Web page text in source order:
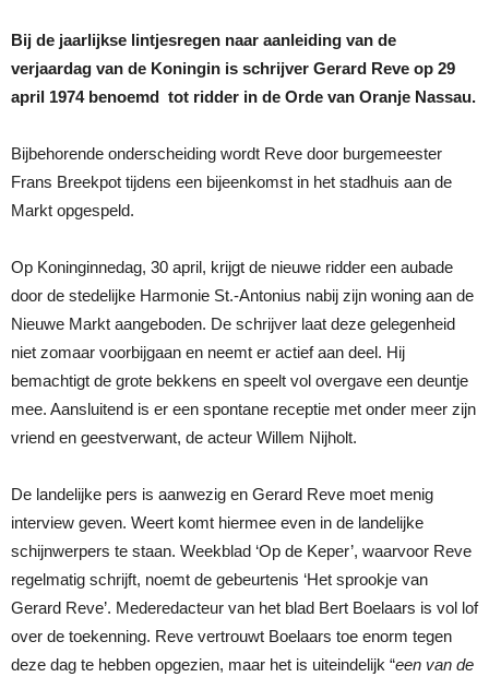
Bij de jaarlijkse lintjesregen naar aanleiding van de
verjaardag van de Koningin is schrijver Gerard Reve op 29
april 1974 benoemd tot ridder in de Orde van Oranje Nassau.
Bijbehorende onderscheiding wordt Reve door burgemeester
Frans Breekpot tijdens een bijeenkomst in het stadhuis aan de
Markt opgespeld.
Op Koninginnedag, 30 april, krijgt de nieuwe ridder een aubade
door de stedelijke Harmonie St.-Antonius nabij zijn woning aan de
Nieuwe Markt aangeboden. De schrijver laat deze gelegenheid
niet zomaar voorbijgaan en neemt er actief aan deel. Hij
bemachtigt de grote bekkens en speelt vol overgave een deuntje
mee. Aansluitend is er een spontane receptie met onder meer zijn
vriend en geestverwant, de acteur Willem Nijholt.
De landelijke pers is aanwezig en Gerard Reve moet menig
interview geven. Weert komt hiermee even in de landelijke
schijnwerpers te staan. Weekblad ‘Op de Keper’, waarvoor Reve
regelmatig schrijft, noemt de gebeurtenis ‘Het sprookje van
Gerard Reve’. Mederedacteur van het blad Bert Boelaars is vol lof
over de toekenning. Reve vertrouwt Boelaars toe enorm tegen
deze dag te hebben opgezien, maar het is uiteindelijk “een van de